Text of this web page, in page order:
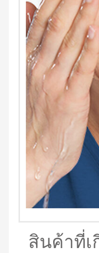
สินค้าที่เ